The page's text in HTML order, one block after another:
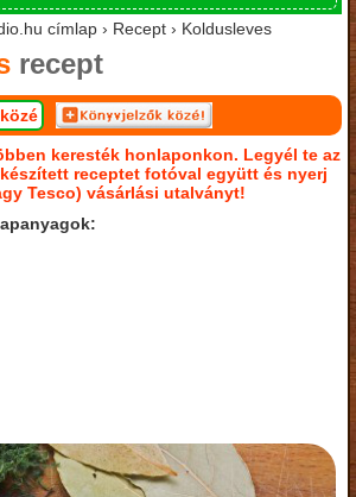
címlap › Recept › Koldusleves
recept
keresték honlaponkon. Legyél te az
receptet fotóval együtt és nyerj
Tesco) vásárlási utalványt!